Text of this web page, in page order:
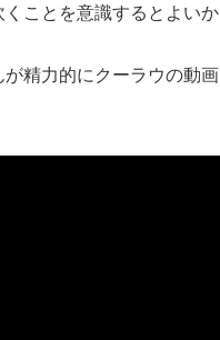
ことを意識するとよいか
精力的にクーラウの動